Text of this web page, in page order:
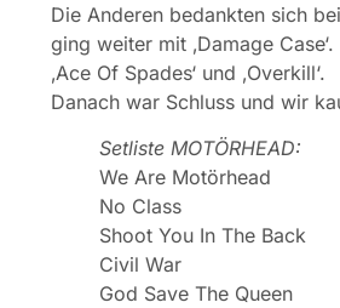
Die Anderen bedankten sich
ging weiter mit ‚Damage
‚Ace Of Spades‘ und ‚Overkill‘.
Danach war Schluss und wir
Setliste MOTÖRHEAD:
We Are Motörhead
No Class
Shoot You In The Back
Civil War
God Save The Queen